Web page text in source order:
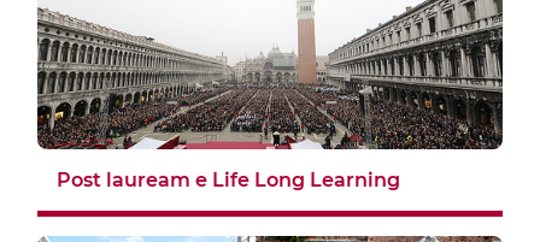
Post lauream e Life Long Learning